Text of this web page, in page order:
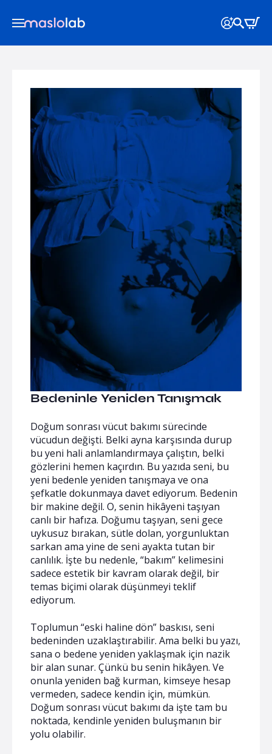
Bedeninle Yeniden Tanışmak
Doğum sonrası vücut bakımı sürecinde
vücudun değişti. Belki ayna karşısında durup
bu yeni hali anlamlandırmaya çalıştın, belki
gözlerini hemen kaçırdın. Bu yazıda seni, bu
yeni bedenle yeniden tanışmaya ve ona
şefkatle dokunmaya davet ediyorum. Bedenin
bir makine değil. O, senin hikâyeni taşıyan
canlı bir hafıza. Doğumu taşıyan, seni gece
uykusuz bırakan, sütle dolan, yorgunluktan
sarkan ama yine de seni ayakta tutan bir
canlılık. İşte bu nedenle, “bakım” kelimesini
sadece estetik bir kavram olarak değil, bir
temas biçimi olarak düşünmeyi teklif
ediyorum.
Toplumun “eski haline dön” baskısı, seni
bedeninden uzaklaştırabilir. Ama belki bu yazı,
sana o bedene yeniden yaklaşmak için nazik
bir alan sunar. Çünkü bu senin hikâyen. Ve
onunla yeniden bağ kurman, kimseye hesap
vermeden, sadece kendin için, mümkün.
Doğum sonrası vücut bakımı da işte tam bu
noktada, kendinle yeniden buluşmanın bir
yolu olabilir.